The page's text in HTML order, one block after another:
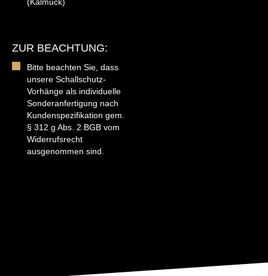
(Kalmuck)
ZUR BEACHTUNG:
Bitte beachten Sie, dass
unsere Schallschutz-
Vorhänge als individuelle
Sonderanfertigung nach
Kundenspezifikation gem.
§ 312 g Abs. 2 BGB vom
Widerrufsrecht
ausgenommen sind.